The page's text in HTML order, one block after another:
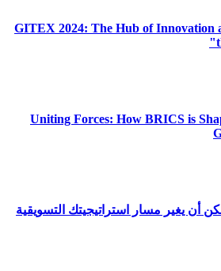
GITEX 2024: The Hub of Innovation
Uniting Forces: How BRICS is
أن يغير مسار استراتيجيتك التسويقية